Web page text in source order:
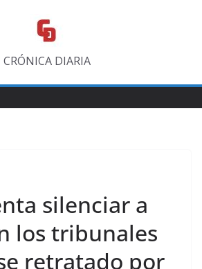
CRÓNICA DIARIA
silenciar a
los tribunales
retratado por